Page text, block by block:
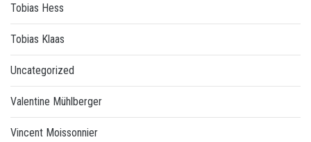
Tobias Hess
Tobias Klaas
Uncategorized
Valentine Mühlberger
Vincent Moissonnier